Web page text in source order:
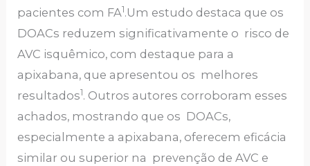
pacientes com FA1.Um estudo destaca que os
DOACs reduzem significativamente o risco de
AVC isquêmico, com destaque para a
apixabana, que apresentou os melhores
resultados1. Outros autores corroboram esses
achados, mostrando que os DOACs,
especialmente a apixabana, oferecem eficácia
similar ou superior na prevenção de AVC e